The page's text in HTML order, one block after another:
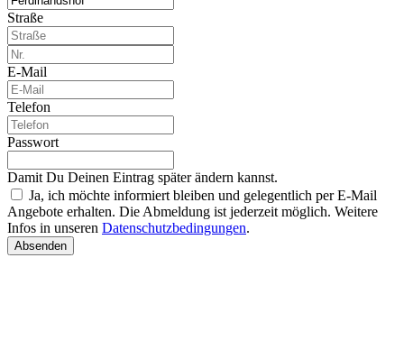
Straße
E-Mail
Telefon
Passwort
Damit Du Deinen Eintrag später ändern kannst.
Ja, ich möchte informiert bleiben und gelegentlich per E-Mail
Angebote erhalten. Die Abmeldung ist jederzeit möglich. Weitere
Infos in unseren Datenschutzbedingungen.
Absenden